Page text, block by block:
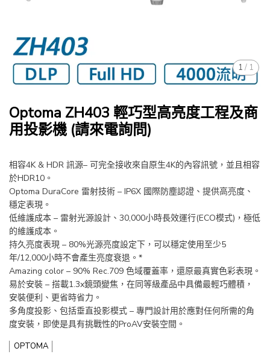
1 / 1
Optoma ZH403 輕巧型高亮度工程及商
用投影機 (請來電詢問)
相容4K & HDR 訊源– 可完全接收來自原生4K的內容訊號，並且相容
於HDR10。
Optoma DuraCore 雷射技術 – IP6X 國際防塵認證、提供高亮度、
穩定表現。
低維護成本 – 雷射光源設計、30,000小時長效運行(ECO模式)，極低
的維護成本。
持久亮度表現 – 80%光源亮度設定下，可以穩定使用至少5
年/12,000小時不會產生亮度衰退。*
Amazing color – 90% Rec.709 色域覆蓋率，還原最真實色彩表現。
易於安裝 – 搭載1.3x鏡頭變焦，在同等級產品中具備最輕巧體積，
安裝便利、更省時省力。
多角度投影、包括垂直投影模式 – 專門設計用於應對任何所需的角
度安裝，即使是具有挑戰性的ProAV安裝空間。
OPTOMA